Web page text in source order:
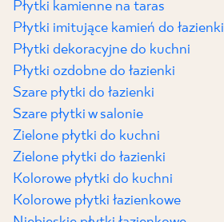
Płytki kamienne na taras
Płytki imitujące kamień do łazienki
Płytki dekoracyjne do kuchni
Płytki ozdobne do łazienki
Szare płytki do łazienki
Szare płytki w salonie
Zielone płytki do kuchni
Zielone płytki do łazienki
Kolorowe płytki do kuchni
Kolorowe płytki łazienkowe